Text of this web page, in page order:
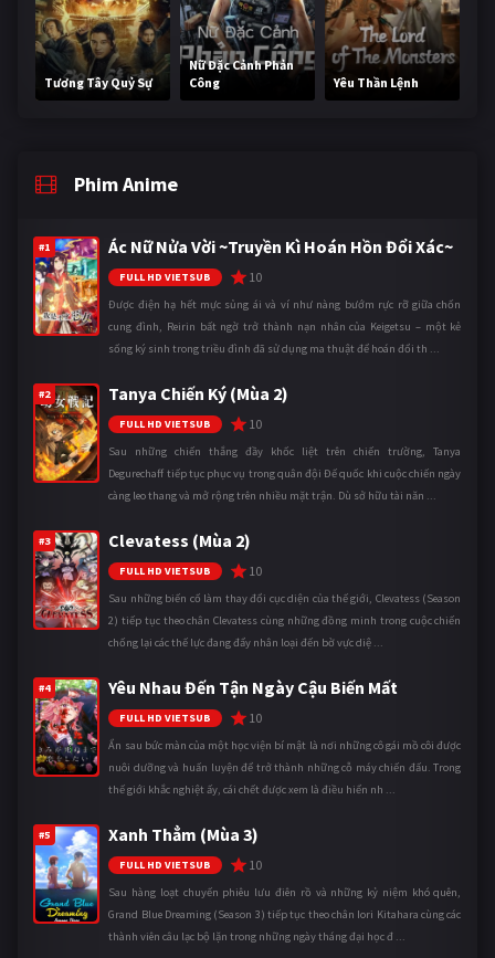
Tương Tây Quỷ Sự
Nữ Đặc Cảnh Phản
Công
Yêu Thần Lệnh
Phim Anime
#1 Ác Nữ Nửa Vời ~Truyền Kì Hoán Hồn Đổi Xác~
FULL HD VIETSUB 10
Được điện hạ hết mực sủng ái và ví như nàng bướm rực rỡ giữa chốn
cung đình, Reirin bất ngờ trở thành nạn nhân của Keigetsu – một kẻ
sống ký sinh trong triều đình đã sử dụng ma thuật để hoán đổi th ...
#2 Tanya Chiến Ký (Mùa 2)
FULL HD VIETSUB 10
Sau những chiến thắng đầy khốc liệt trên chiến trường, Tanya
Degurechaff tiếp tục phục vụ trong quân đội Đế quốc khi cuộc chiến ngày
càng leo thang và mở rộng trên nhiều mặt trận. Dù sở hữu tài năn ...
#3 Clevatess (Mùa 2)
FULL HD VIETSUB 10
Sau những biến cố làm thay đổi cục diện của thế giới, Clevatess (Season
2) tiếp tục theo chân Clevatess cùng những đồng minh trong cuộc chiến
chống lại các thế lực đang đẩy nhân loại đến bờ vực diệ ...
#4 Yêu Nhau Đến Tận Ngày Cậu Biến Mất
FULL HD VIETSUB 10
Ẩn sau bức màn của một học viện bí mật là nơi những cô gái mồ côi được
nuôi dưỡng và huấn luyện để trở thành những cỗ máy chiến đấu. Trong
thế giới khắc nghiệt ấy, cái chết được xem là điều hiển nh ...
#5 Xanh Thẳm (Mùa 3)
FULL HD VIETSUB 10
Sau hàng loạt chuyến phiêu lưu điên rồ và những kỷ niệm khó quên,
Grand Blue Dreaming (Season 3) tiếp tục theo chân Iori Kitahara cùng các
thành viên câu lạc bộ lặn trong những ngày tháng đại học đ ...